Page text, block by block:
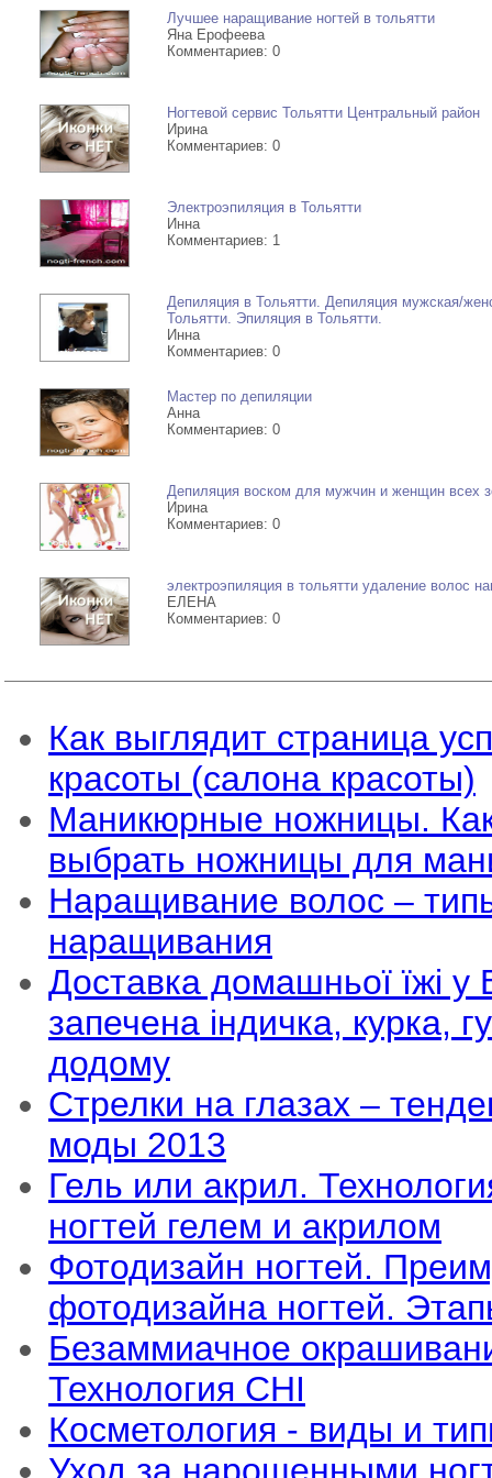
Лучшее наращивание ногтей в тольятти
Яна Ерофеева
Комментариев: 0
Ногтевой сервис Тольятти Центральный район
Ирина
Комментариев: 0
Электроэпиляция в Тольятти
Инна
Комментариев: 1
Депиляция в Тольятти. Депиляция мужская/
Тольятти. Эпиляция в Тольятти.
Инна
Комментариев: 0
Мастер по депиляции
Анна
Комментариев: 0
Депиляция воском для мужчин и женщин всех
Ирина
Комментариев: 0
электроэпиляция в тольятти удаление волос
ЕЛЕНА
Комментариев: 0
Как выглядит страница
красоты (салона красоты)
Маникюрные ножницы.
выбрать ножницы для
Наращивание волос –
наращивания
Доставка домашньої їжі у
запечена індичка, курка,
додому
Стрелки на глазах –
моды 2013
Гель или акрил.
ногтей гелем и акрилом
Фотодизайн ногтей.
фотодизайна ногтей.
Безаммиачное
Технология CHI
Косметология - виды и